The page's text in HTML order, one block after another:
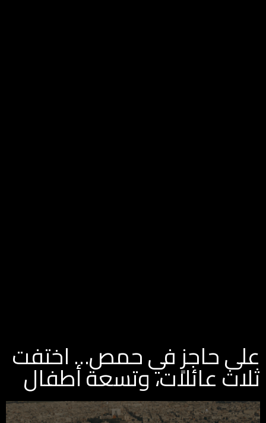
على حاجزٍ في حمص… اختفت
ثلاث عائلات، وتسعة أطفال